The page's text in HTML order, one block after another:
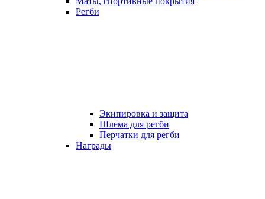
Регби
Экипировка и защита
Шлема для регби
Перчатки для регби
Награды